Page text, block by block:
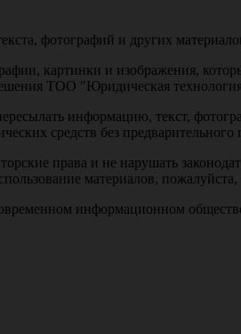
фотографий и других
картинки и изображения,
ТОО "Юридическая
информацию, текст,
средств без
права и не нарушать
материалов,
информационном